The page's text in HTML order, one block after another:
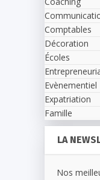
Comptables
Décoration
Écoles
Evènementiel
Expatriation
Famille
LA
Nos